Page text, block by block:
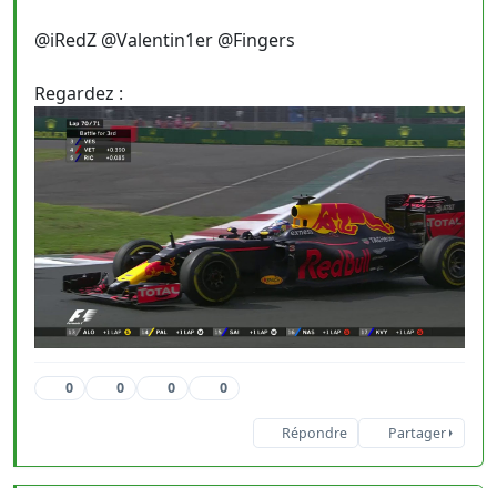
@iRedZ @Valentin1er @Fingers
Regardez :
0 0 0 0
Répondre Partager